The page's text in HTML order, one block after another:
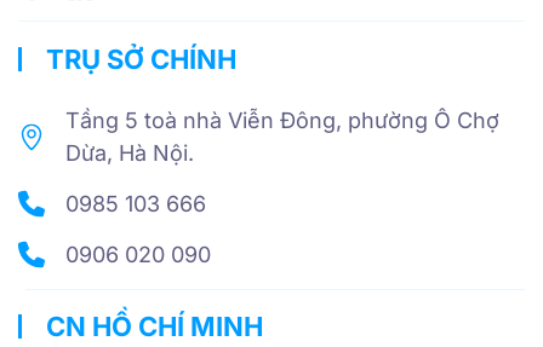
TRỤ SỞ CHÍNH
Tầng 5 toà nhà Viễn Đông, phường Ô Chợ
Dừa, Hà Nội.
0985 103 666
0906 020 090
CN HỒ CHÍ MINH